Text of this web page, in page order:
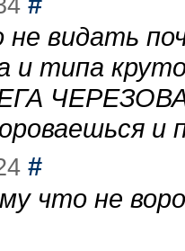
не видать
и типа
#
что не